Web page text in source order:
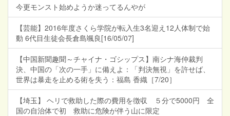
今更モンスト始めようか迷ってるんやが
【芸能】2016年度さくら学院が転入生3名迎え12人体制で始
動 6代目生徒会長倉島颯良[16/05/07]
【中国新聞趣聞～チャイナ・ゴシップス】南シナ海仲裁判
決、中国の「次の一手」に備えよ：「判決無視」を許せば、
世界は暴走を止める術を失う：福島 香織［7/20］
【埼玉】 ヘリで救助した際の費用を徴収 ５分で5000円 全
国の自治体で初 救助に危険が伴う山に限定